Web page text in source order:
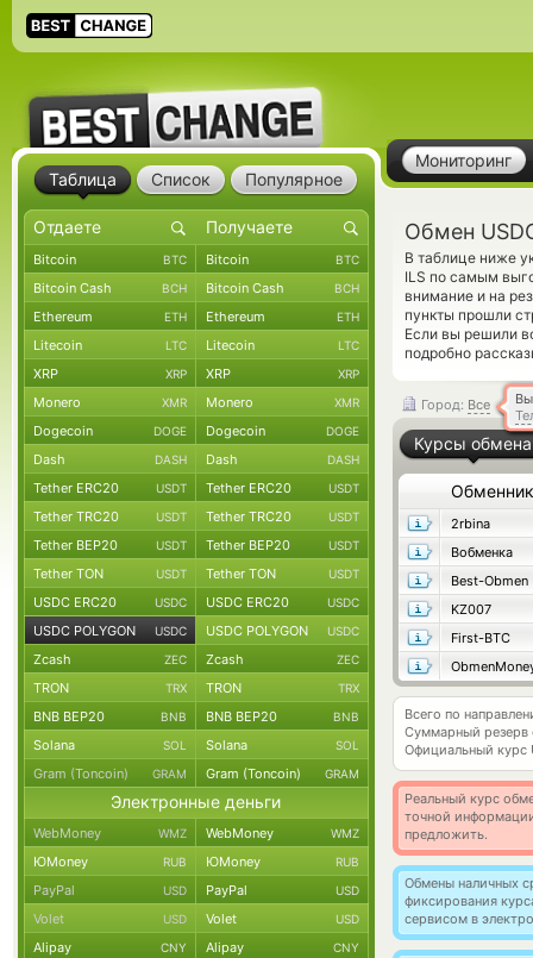
Мониторинг
Обмен
В таблице ниже
ILS по самым
внимание и на
пункты прошли
Если вы решили
подробно
Город: Все
Курсы обмена
Обменник
2rbina
Вобменка
Best-Obmen
KZ007
First-BTC
Всего по
Суммарный резерв
Официальный курс
Реальный курс
точной
предложить.
Обмены наличных
фиксирования
сервисом в
Таблица Список Популярное
Bitcoin BTC Bitcoin BTC
Bitcoin Cash BCH Bitcoin Cash BCH
Ethereum ETH Ethereum ETH
Litecoin LTC Litecoin LTC
XRP XRP XRP XRP
Monero XMR Monero XMR
Dogecoin DOGE Dogecoin DOGE
Dash DASH Dash DASH
Tether ERC20 USDT Tether ERC20 USDT
Tether TRC20 USDT Tether TRC20 USDT
Tether BEP20 USDT Tether BEP20 USDT
Tether TON USDT Tether TON USDT
USDC ERC20 USDC USDC ERC20 USDC
USDC POLYGON USDC USDC POLYGON USDC
Zcash ZEC Zcash ZEC
TRON TRX TRON TRX
BNB BEP20 BNB BNB BEP20 BNB
Solana SOL Solana SOL
Gram (Toncoin) GRAM Gram (Toncoin) GRAM
Электронные деньги
WebMoney WMZ WebMoney WMZ
ЮMoney RUB ЮMoney RUB
PayPal USD PayPal USD
Volet USD Volet USD
Alipay CNY Alipay CNY